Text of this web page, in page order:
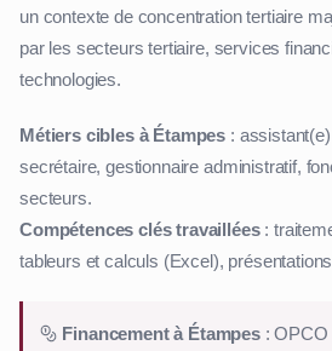
un contexte de concentration tertiaire
par les secteurs tertiaire, services
technologies.
Métiers cibles à Étampes :
secrétaire, gestionnaire administratif,
secteurs.
Compétences clés travaillées:
tableurs et calculs (Excel),
Financement à Étampes: OPCO